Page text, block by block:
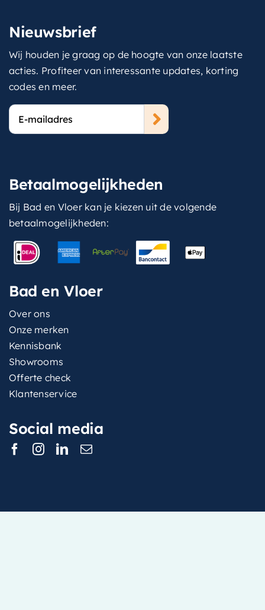
Nieuwsbrief
Wij houden je graag op de hoogte van onze laatste
acties. Profiteer van interessante updates, korting
codes en meer.
E-
mailadres
Betaalmogelijkheden
Bij Bad en Vloer kan je kiezen uit de volgende
betaalmogelijkheden:
Bad en Vloer
Over ons
Onze merken
Kennisbank
Showrooms
Offerte check
Klantenservice
Social media